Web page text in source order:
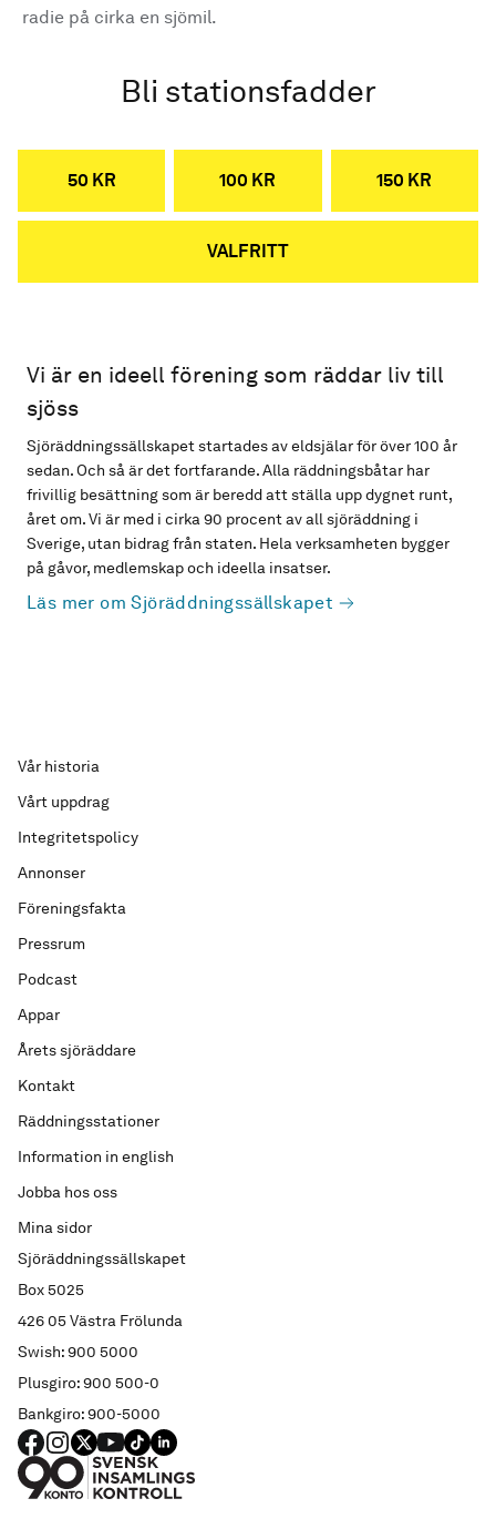
radie på cirka en sjömil.
Bli stationsfadder
50 KR 100 KR 150 KR
VALFRITT
Vi är en ideell förening som räddar liv till
sjöss
Sjöräddningssällskapet startades av eldsjälar för över 100 år
sedan. Och så är det fortfarande. Alla räddningsbåtar har
frivillig besättning som är beredd att ställa upp dygnet runt,
året om. Vi är med i cirka 90 procent av all sjöräddning i
Sverige, utan bidrag från staten. Hela verksamheten bygger
på gåvor, medlemskap och ideella insatser.
Läs mer om Sjöräddningssällskapet
Sjöräddningssällskapet
Box 5025
426 05 Västra Frölunda
Swish: 900 5000
Plusgiro: 900 500-0
Bankgiro: 900-5000
Vår historia
Vårt uppdrag
Integritetspolicy
Annonser
Föreningsfakta
Pressrum
Podcast
Appar
Årets sjöräddare
Kontakt
Räddningsstationer
Information in english
Jobba hos oss
Mina sidor
FACEBOOK
Instagram
X YouTube
TIKTOKLINKED IN